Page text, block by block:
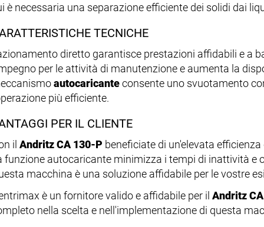
è necessaria una separazione efficiente dei solidi dai
TECNICHE
diretto garantisce prestazioni affidabili e a
per le attività di manutenzione e aumenta la
autocaricanteconsente uno svuotamento
più efficiente.
PER IL CLIENTE
il Andritz CA 130-P beneficiate di un'elevata
funzione autocaricante minimizza i tempi di inattività e
macchina è una soluzione affidabile per le vostre
è un fornitore valido e affidabile per il Andritz
nella scelta e nell'implementazione di questa